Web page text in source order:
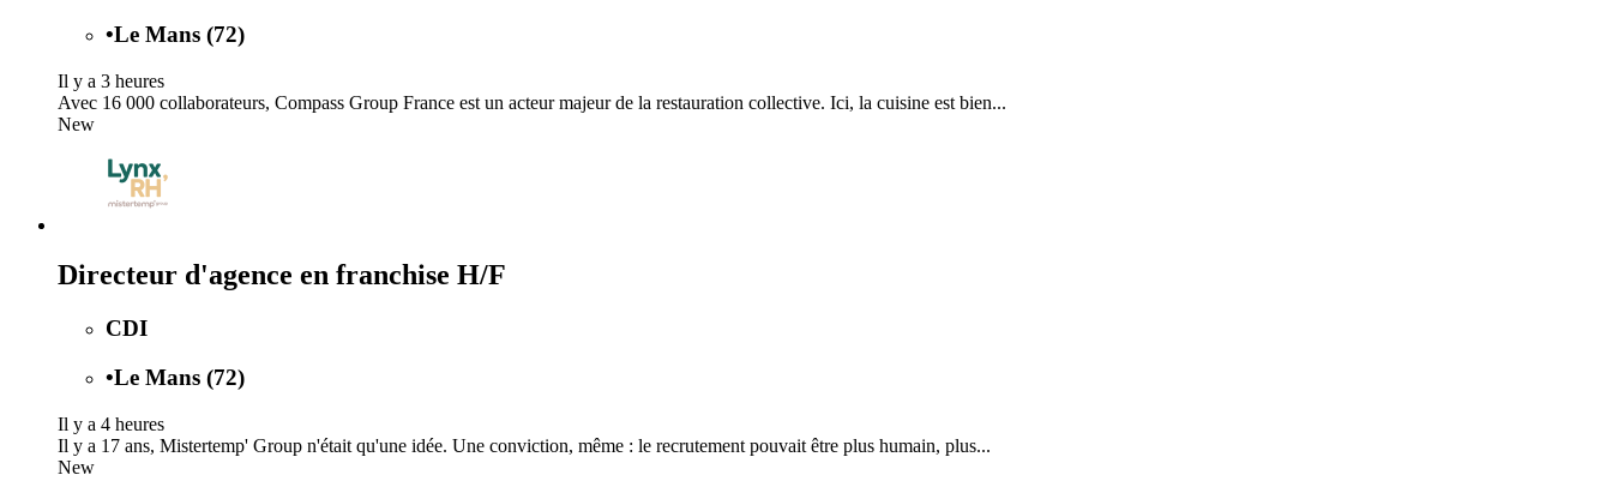
•Le Mans (72)
Il y a 3 heures
Avec 16 000 collaborateurs, Compass Group France est un acteur majeur de la restauration collective. Ici, la cuisine est bien...
New
Directeur d'agence en franchise H/F
CDI
•Le Mans (72)
Il y a 4 heures
Il y a 17 ans, Mistertemp' Group n'était qu'une idée. Une conviction, même : le recrutement pouvait être plus humain, plus...
New